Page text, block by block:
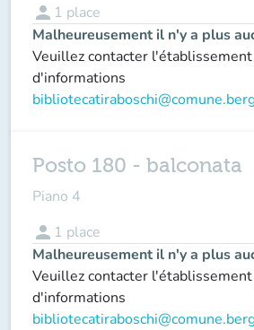
person 1 place
Malheureusement il n'y a plus
Veuillez contacter
d'informations
Posto 180 - balconata
Piano 4
person 1 place
Malheureusement il n'y a plus
Veuillez contacter
d'informations